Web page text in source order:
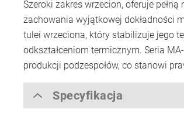
Szeroki zakres wrzecion, oferuje
zachowania wyjątkowej dokładności
tulei wrzeciona, który stabilizuje jego
odkształceniom termicznym. Seria
produkcji podzespołów, co stanowi
Specyfikacja